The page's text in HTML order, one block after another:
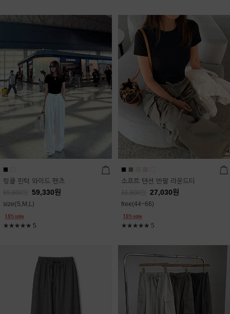
링클 핀턱 와이드 팬츠
69,800 59,330원
size(S,M,L)
★★★★★ 5
소프트 텐션 반팔 라운드티
31,800 27,030원
free(44~66)
★★★★★ 5